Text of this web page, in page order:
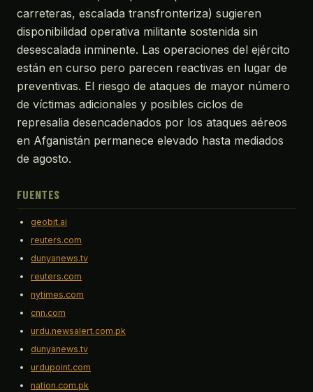
carreteras, escalada transfronteriza) sugieren
disponibilidad operativa militante sostenida sin
desescalada inminente. Las operaciones del ejército
están en curso pero parecen reactivas en lugar de
preventivas. El riesgo de ataques de mayor número
de víctimas adicionales y posibles ciclos de
represalia desencadenados por los ataques aéreos
en Afganistán permanece elevado hasta mediados
de agosto.
FUENTES
geobit.ai
reuters.com
dunyanews.tv
reuters.com
nytimes.com
cnn.com
urdu.newsalert.com.pk
dunyanews.tv
urdupoint.com
nation.com.pk